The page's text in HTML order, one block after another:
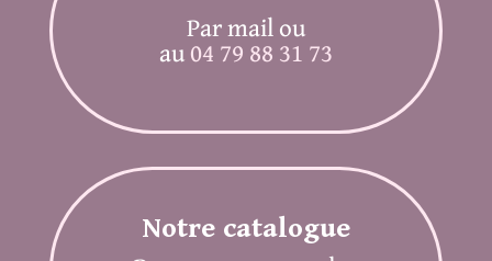
Par mail ou
au04 79 88 31 73
Notre catalogue